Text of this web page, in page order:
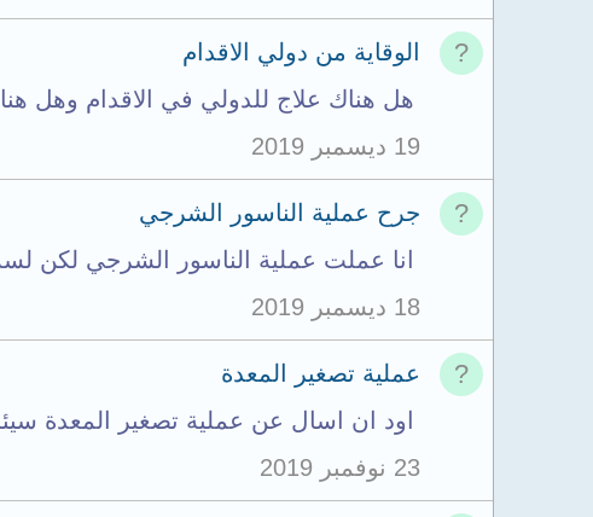
الوقاية من دولي الاقدام
هل هناك علاج للدولي في الاقدام وهل
19 ديسمبر 2019
جرح عملية الناسور الشرجي
انا عملت عملية الناسور الشرجي لكن لسه
18 ديسمبر 2019
عملية تصغير المعدة
اود ان اسال عن عملية تصغير المعدة
23 نوفمبر 2019